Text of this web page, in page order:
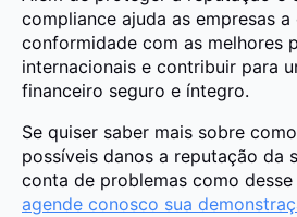
compliance ajuda as empresas a
conformidade com as melhores
internacionais e contribuir para
financeiro seguro e íntegro.
Se quiser saber mais sobre
possíveis danos a reputação da
conta de problemas como
agende conosco sua